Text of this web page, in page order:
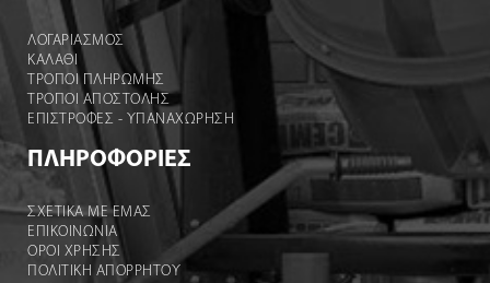
ΛΟΓΑΡΙΑΣΜΌΣ
ΚΑΛΆΘΙ
ΤΡΟΠΟΙ ΠΛΗΡΩΜΗΣ
ΤΡΟΠΟΙ ΑΠΟΣΤΟΛΉΣ
ΕΠΙΣΤΡΟΦΕΣ - ΥΠΑΝΑΧΩΡΗΣΗ
ΠΛΗΡΟΦΟΡΙΕΣ
ΣΧΕΤΙΚΑ ΜΕ ΕΜΑΣ
ΕΠΙΚΟΙΝΩΝΙΑ
ΟΡΟΙ ΧΡΉΣΗΣ
ΠΟΛΙΤΙΚΗ ΑΠΟΡΡΗΤΟΥ